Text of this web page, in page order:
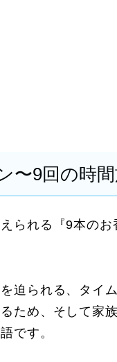
〜9回の時
えられる『9本の
迫られる、タイ
ため、そして家
です。